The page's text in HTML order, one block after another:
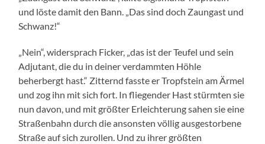
und löste damit den Bann. „Das sind doch Zaungast und
Schwanz!“
„Nein“, widersprach Ficker, „das ist der Teufel und sein
Adjutant, die du in deiner verdammten Höhle
beherbergt hast.“ Zitternd fasste er Tropfstein am Ärmel
und zog ihn mit sich fort. In fliegender Hast stürmten sie
nun davon, und mit größter Erleichterung sahen sie eine
Straßenbahn durch die ansonsten völlig ausgestorbene
Straße auf sich zurollen. Und zu ihrer größten